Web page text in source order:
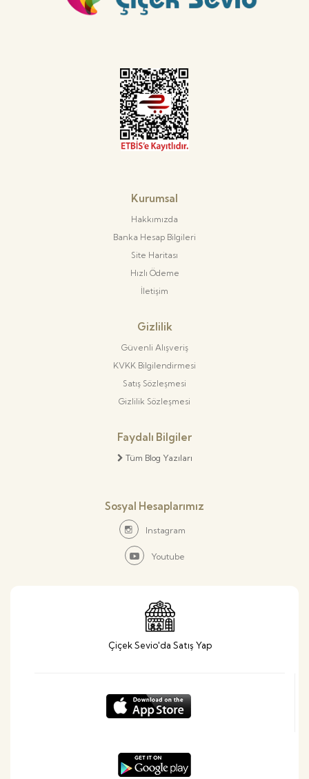
Kurumsal
Hakkımızda
Banka Hesap Bilgileri
Site Haritası
Hızlı Ödeme
İletişim
Gizlilik
Güvenli Alışveriş
KVKK Bilgilendirmesi
Satış Sözleşmesi
Gizlilik Sözleşmesi
Faydalı Bilgiler
Tüm Blog Yazıları
Sosyal Hesaplarımız
Instagram
Youtube
Çiçek Sevio'da Satış Yap